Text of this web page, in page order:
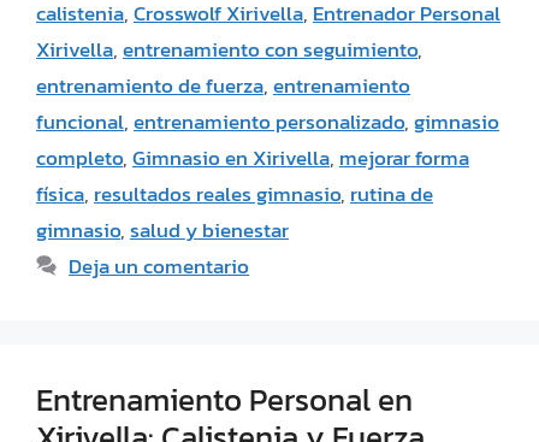
calistenia,Crosswolf Xirivella,Entrenador Personal
Xirivella,entrenamiento con seguimiento,
entrenamiento de fuerza,entrenamiento
funcional,entrenamiento personalizado,gimnasio
completo,Gimnasio en Xirivella,mejorar forma
física,resultados reales gimnasio,rutina de
gimnasio,salud y bienestar
Deja un comentario
Entrenamiento Personal en